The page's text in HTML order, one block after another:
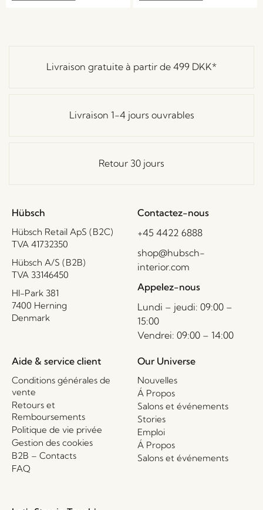
Livraison gratuite à partir de 499 DKK*
Livraison 1-4 jours ouvrables
Retour 30 jours
Hübsch
Hübsch Retail ApS (B2C)
TVA 41732350
Hübsch A/S (B2B)
TVA 33146450
HI-Park 381
7400 Herning
Denmark
Contactez-nous
+45 4422 6888
shop@hubsch-
interior.com
Appelez-nous
Lundi – jeudi: 09:00 –
15:00
Vendrei: 09:00 – 14:00
Aide & service client
Conditions générales de
vente
Retours et
Remboursements
Politique de vie privée
Gestion des cookies
B2B – Contacts
FAQ
Our Universe
Nouvelles
Á Propos
Salons et événements
Stories
Emploi
Á Propos
Salons et événements